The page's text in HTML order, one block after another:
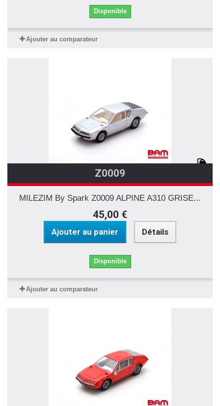
Disponible
Ajouter au comparateur
Z0009
MILEZIM By Spark Z0009 ALPINE A310 GRISE...
45,00 €
Ajouter au panier Détails
Disponible
Ajouter au comparateur